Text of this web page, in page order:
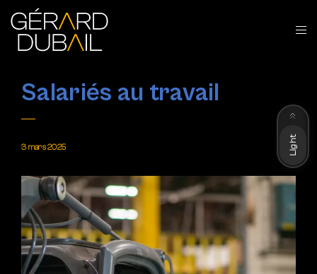
Salariés au travail
3 mars 2025 Light
Dark